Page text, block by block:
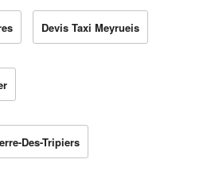
Devis Taxi Meyrueis
Des-Tripiers